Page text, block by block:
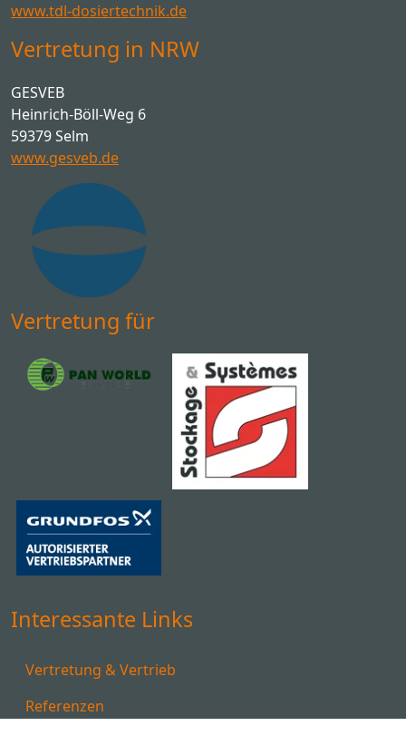
www.tdl-dosiertechnik.de
Vertretung in NRW
GESVEB
Heinrich-Böll-Weg 6
59379 Selm
www.gesveb.de
Vertretung für
Interessante Links
Vertretung & Vertrieb
Referenzen